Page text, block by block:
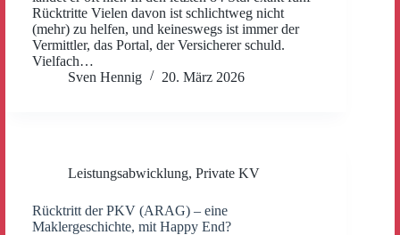
Rücktritte Vielen davon ist schlichtweg nicht
(mehr) zu helfen, und keineswegs ist immer der
Vermittler, das Portal, der Versicherer schuld.
Vielfach…
Sven Hennig
20. März 2026
Leistungsabwicklung, Private KV
Rücktritt der PKV (ARAG) – eine
Maklergeschichte, mit Happy End?